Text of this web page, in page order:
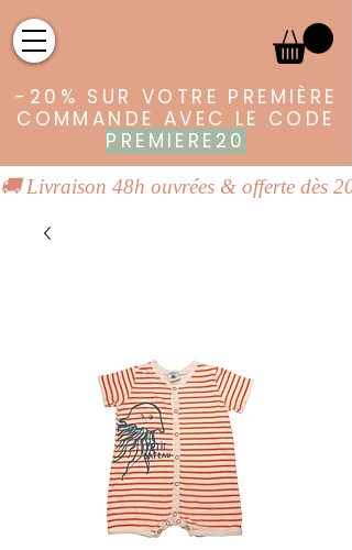
-20% SUR VOTRE PREMIÈRE
COMMANDE AVEC LE CODE
PREMIERE20
🚚 Livraison 48h ouvrées & offerte dès